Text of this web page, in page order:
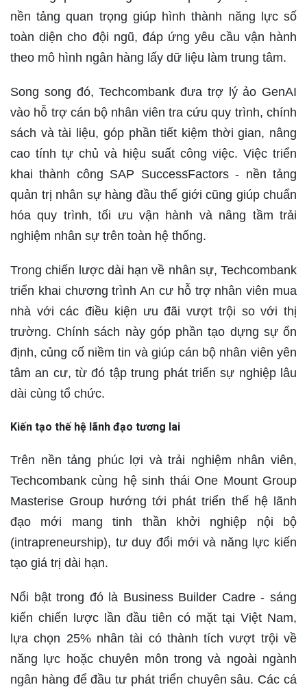
nền tảng quan trọng giúp hình thành năng lực số
toàn diện cho đội ngũ, đáp ứng yêu cầu vận hành
theo mô hình ngân hàng lấy dữ liệu làm trung tâm.
Song song đó, Techcombank đưa trợ lý ảo GenAI
vào hỗ trợ cán bộ nhân viên tra cứu quy trình, chính
sách và tài liệu, góp phần tiết kiệm thời gian, nâng
cao tính tự chủ và hiệu suất công việc. Việc triển
khai thành công SAP SuccessFactors - nền tảng
quản trị nhân sự hàng đầu thế giới cũng giúp chuẩn
hóa quy trình, tối ưu vận hành và nâng tầm trải
nghiệm nhân sự trên toàn hệ thống.
Trong chiến lược dài hạn về nhân sự, Techcombank
triển khai chương trình An cư hỗ trợ nhân viên mua
nhà với các điều kiện ưu đãi vượt trội so với thị
trường. Chính sách này góp phần tạo dựng sự ổn
định, củng cố niềm tin và giúp cán bộ nhân viên yên
tâm an cư, từ đó tập trung phát triển sự nghiệp lâu
dài cùng tổ chức.
Kiến tạo thế hệ lãnh đạo tương lai
Trên nền tảng phúc lợi và trải nghiệm nhân viên,
Techcombank cùng hệ sinh thái One Mount Group
Masterise Group hướng tới phát triển thế hệ lãnh
đạo mới mang tinh thần khởi nghiệp nội bộ
(intrapreneurship), tư duy đổi mới và năng lực kiến
tạo giá trị dài hạn.
Nổi bật trong đó là Business Builder Cadre - sáng
kiến chiến lược lần đầu tiên có mặt tại Việt Nam,
lựa chọn 25% nhân tài có thành tích vượt trội về
năng lực hoặc chuyên môn trong và ngoài ngành
ngân hàng để đầu tư phát triển chuyên sâu. Các cá